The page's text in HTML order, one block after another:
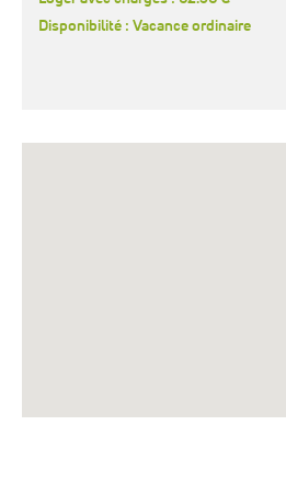
Disponibilité : Vacance ordinaire